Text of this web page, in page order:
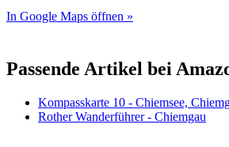
In Google Maps öffnen »
Passende Artikel bei
Kompasskarte 10 - Chiemsee,
Rother Wanderführer - Chiemgau